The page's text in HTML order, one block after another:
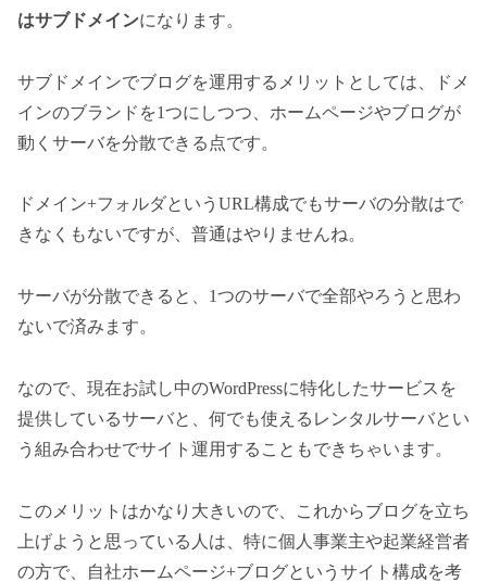
はサブドメインになります。
サブドメインでブログを運用するメリットとしては、ドメ
インのブランドを1つにしつつ、ホームページやブログが
動くサーバを分散できる点です。
ドメイン+フォルダというURL構成でもサーバの分散はで
きなくもないですが、普通はやりませんね。
サーバが分散できると、1つのサーバで全部やろうと思わ
ないで済みます。
なので、現在お試し中のWordPressに特化したサービスを
提供しているサーバと、何でも使えるレンタルサーバとい
う組み合わせでサイト運用することもできちゃいます。
このメリットはかなり大きいので、これからブログを立ち
上げようと思っている人は、特に個人事業主や起業経営者
の方で、自社ホームページ+ブログというサイト構成を考